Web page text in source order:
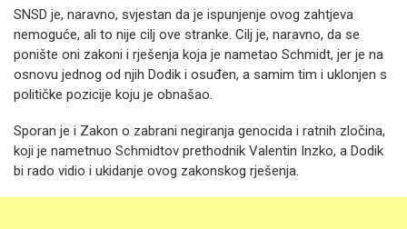
SNSD je, naravno, svjestan da je ispunjenje ovog zahtjeva
nemoguće, ali to nije cilj ove stranke. Cilj je, naravno, da se
ponište oni zakoni i rješenja koja je nametao Schmidt, jer je na
osnovu jednog od njih Dodik i osuđen, a samim tim i uklonjen s
političke pozicije koju je obnašao.
Sporan je i Zakon o zabrani negiranja genocida i ratnih zločina,
koji je nametnuo Schmidtov prethodnik Valentin Inzko, a Dodik
bi rado vidio i ukidanje ovog zakonskog rješenja.